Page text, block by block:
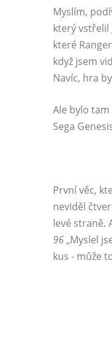
Myslím,
který vstřelil
které
když jsem
Navíc, hra
Ale bylo tam
Sega
První věc,
neviděl
levé straně.
96„Myslel
kus - může